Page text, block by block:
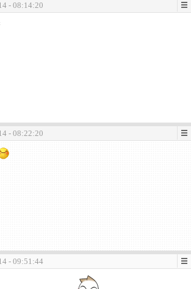
- 08:14:20
- 08:22:20
- 09:51:44